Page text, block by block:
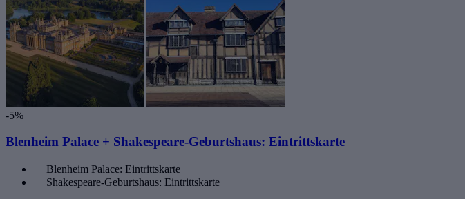
-5%
Blenheim Palace + Shakespeare-Geburtshaus: Eintrittskarte
Blenheim Palace: Eintrittskarte
Shakespeare-Geburtshaus: Eintrittskarte